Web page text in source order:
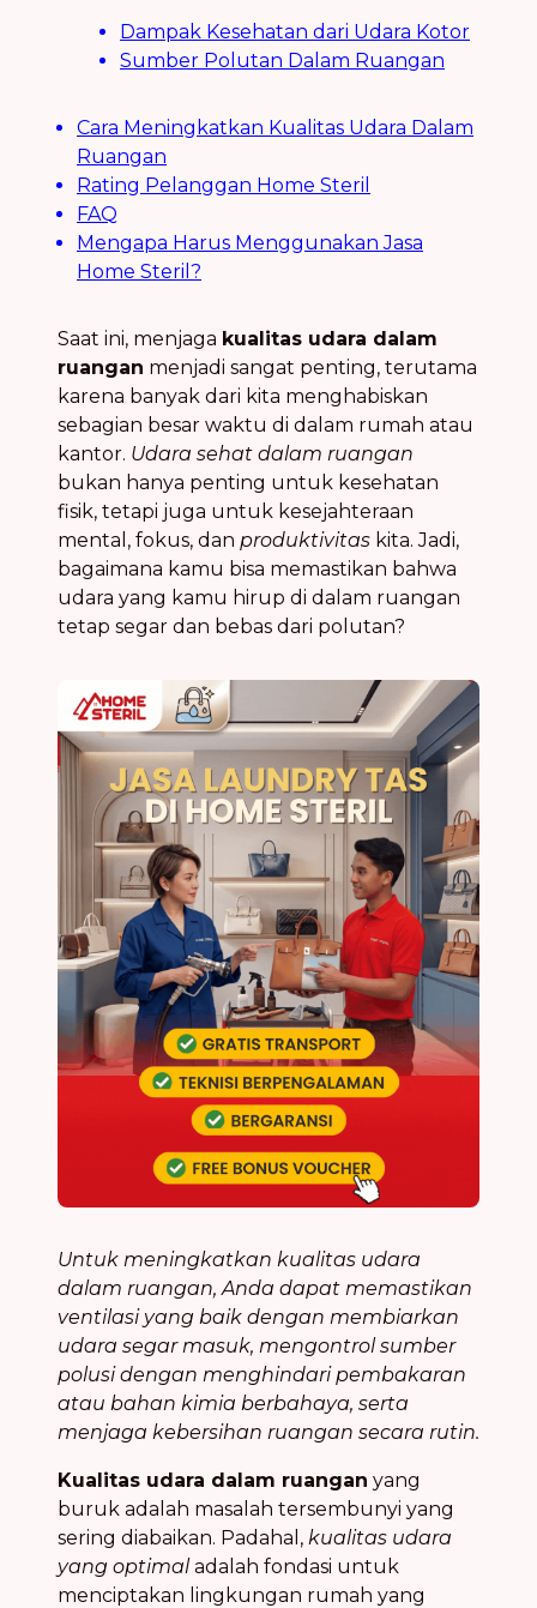
Dampak Kesehatan dari Udara Kotor
Sumber Polutan Dalam Ruangan
Cara Meningkatkan Kualitas Udara Dalam
Ruangan
Rating Pelanggan Home Steril
FAQ
Mengapa Harus Menggunakan Jasa
Home Steril?
Saat ini, menjaga kualitas udara dalam
ruangan menjadi sangat penting, terutama
karena banyak dari kita menghabiskan
sebagian besar waktu di dalam rumah atau
kantor. Udara sehat dalam ruangan
bukan hanya penting untuk kesehatan
fisik, tetapi juga untuk kesejahteraan
mental, fokus, dan produktivitas kita. Jadi,
bagaimana kamu bisa memastikan bahwa
udara yang kamu hirup di dalam ruangan
tetap segar dan bebas dari polutan?
Untuk meningkatkan kualitas udara
dalam ruangan, Anda dapat memastikan
ventilasi yang baik dengan membiarkan
udara segar masuk, mengontrol sumber
polusi dengan menghindari pembakaran
atau bahan kimia berbahaya, serta
menjaga kebersihan ruangan secara rutin.
Kualitas udara dalam ruangan yang
buruk adalah masalah tersembunyi yang
sering diabaikan. Padahal, kualitas udara
yang optimaladalah fondasi untuk
menciptakan lingkungan rumah yang